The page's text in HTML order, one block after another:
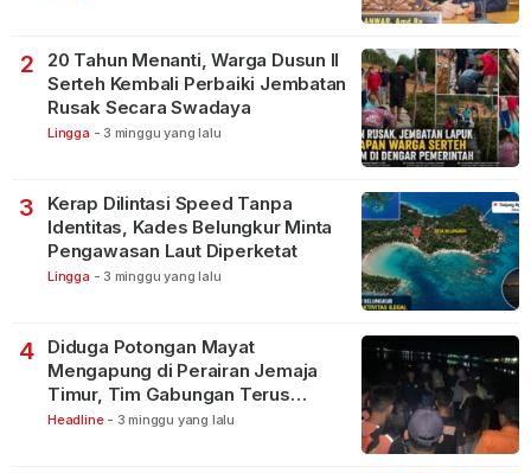
2
20 Tahun Menanti, Warga Dusun II
Serteh Kembali Perbaiki Jembatan
Rusak Secara Swadaya
Lingga - 3 minggu yang lalu
3
Kerap Dilintasi Speed Tanpa
Identitas, Kades Belungkur Minta
Pengawasan Laut Diperketat
Lingga - 3 minggu yang lalu
4
Diduga Potongan Mayat
Mengapung di Perairan Jemaja
Timur, Tim Gabungan Terus
Lakukan Pencarian
Headline - 3 minggu yang lalu